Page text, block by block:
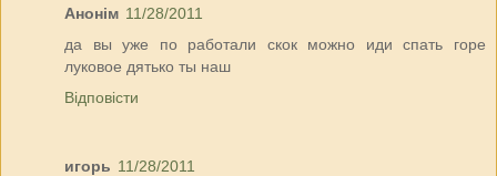
Анонім 11/28/2011
да вы уже по работали скок можно иди спать горе
луковое дятько ты наш
Відповісти
игорь 11/28/2011